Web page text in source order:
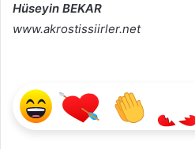
Hüseyin BEKAR
www.akrostissiirler.net